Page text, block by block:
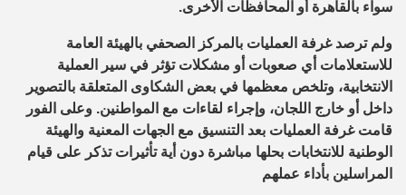
سواء بالقاهرة أو المحافظات الأخرى.
ولم ترصد غرفة العمليات بالمركز الصحفي بالهيئة العامة
للاستعلامات أي صعوبات أو مشكلات تؤثر في سير العملية
الانتخابية، وتلخص معظمها في بعض الشكاوى المتعلقة بالتصوير
داخل أو خارج اللجان، وإجراء لقاءات مع المواطنين. وعلى الفور
قامت غرفة العمليات بعد التنسيق مع الجهات المعنية والهيئة
الوطنية للانتخابات بحلها مباشرة دون أية تأثيرات تذكر على قيام
المراسلين بأداء عملهم